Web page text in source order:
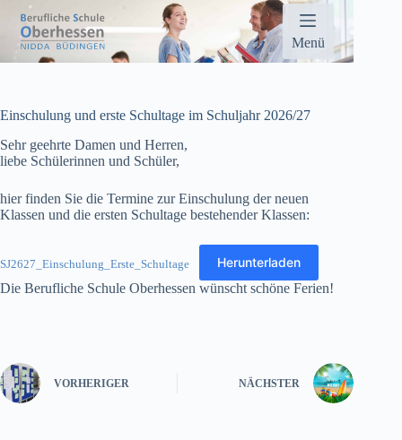
Inhalt
springen
Menü
Einschulung und erste Schultage im Schuljahr 2026/27
Sehr geehrte Damen und Herren,
liebe Schülerinnen und Schüler,
hier finden Sie die Termine zur Einschulung der neuen
Klassen und die ersten Schultage bestehender Klassen:
SJ2627_Einschulung_Erste_Schultage
Herunterladen
Die Berufliche Schule Oberhessen wünscht schöne Ferien!
VORHERIGER NÄCHSTER